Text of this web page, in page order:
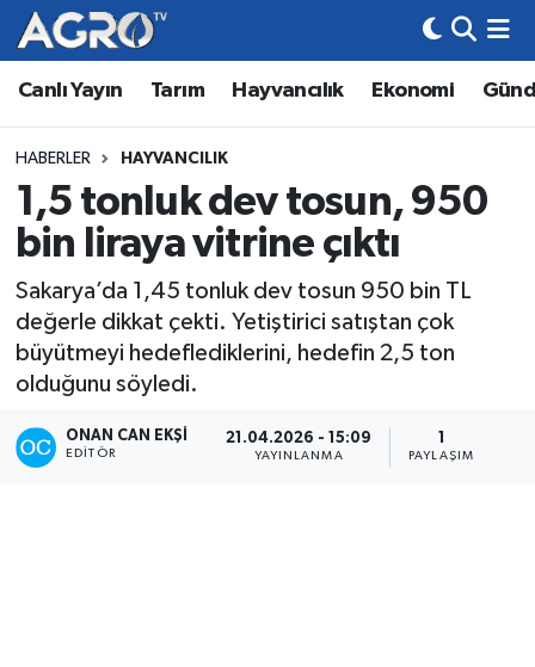
Canlı Yayın Tarım Hayvancılık Ekonomi
HABERLER HAYVANCILIK
1,5 tonluk dev tosun, 950
bin liraya vitrine çıktı
Sakarya’da 1,45 tonluk dev tosun 950 bin TL
değerle dikkat çekti. Yetiştirici satıştan çok
büyütmeyi hedeflediklerini, hedefin 2,5 ton
olduğunu söyledi.
ONAN CAN EKŞI
EDITÖR
21.04.2026 - 15:09
YAYINLANMA PAYLAŞIM
Hava Durumu
Trafik Durumu
Süper Lig Puan Durumu ve Fikstür
Son Dakika Haberleri
Haber Arşivi